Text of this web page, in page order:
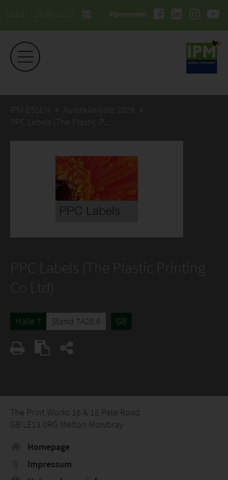
26.01. - 29.01.2027 #ipmessen
IPM ESSEN
Ausstellerliste 2026
PPC Labels (The Plastic Printing Co Ltd)
PPC Labels (The Plastic Printing
Co Ltd)
Halle 7 Stand 7A28.6 GB
The Print Works 16 & 18 Pate Road
GB LE13 0RG Melton Mowbray
Homepage
Impressum